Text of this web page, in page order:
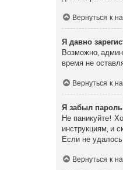
Вернуться к
Я давно
Возможно,
время не
Вернуться к
Я забыл
Не паникуйте!
инструкциям, и
Если не
Вернуться к